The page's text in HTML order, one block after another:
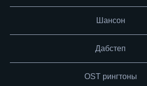
Шансон
Дабстеп
OST рингтоны